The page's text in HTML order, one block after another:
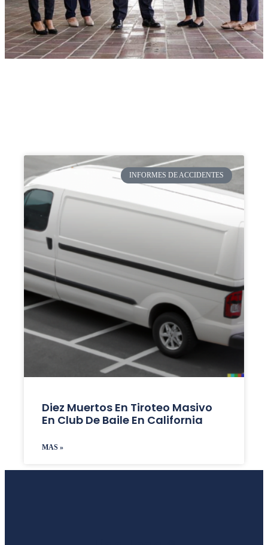
INFORMES DE ACCIDENTES
Diez Muertos En Tiroteo Masivo
En Club De Baile En California
MAS »